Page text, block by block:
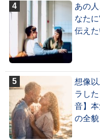
あの
なたに
伝え
想像
ラし
音】
の全貌